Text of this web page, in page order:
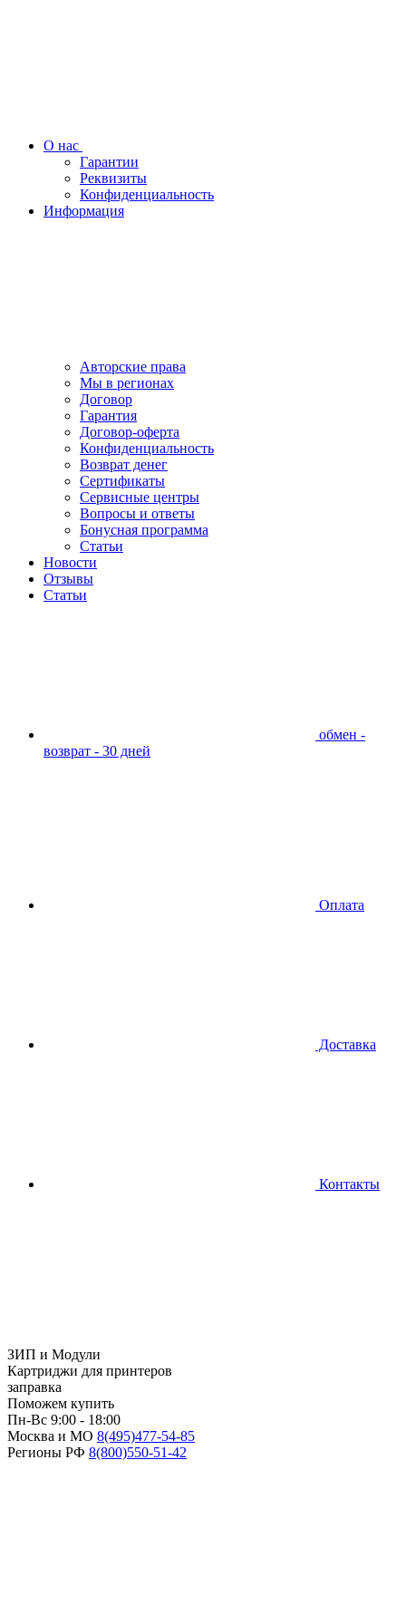
О нас
Гарантии
Реквизиты
Конфиденциальность
Информация
Авторские права
Мы в регионах
Договор
Гарантия
Договор-оферта
Конфиденциальность
Возврат денег
Сертификаты
Сервисные центры
Вопросы и ответы
Бонусная программа
Статьи
Новости
Отзывы
Статьи
обмен -
возврат - 30 дней
Оплата
Доставка
Контакты
ЗИП и Модули
Картриджи для принтеров
заправка
Поможем купить
Пн-Вс 9:00 - 18:00
Москва и МО 8(495)477-54-85
Регионы РФ 8(800)550-51-42